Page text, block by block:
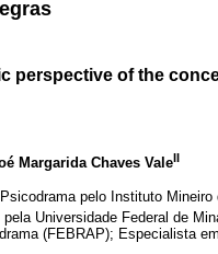
perspective of the
Margarida Chaves ValeII
pelo Instituto
Universidade Federal de
(FEBRAP); Especialista